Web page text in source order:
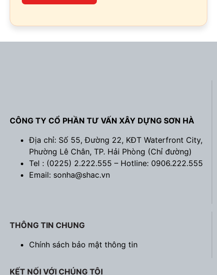
CÔNG TY CỔ PHẦN TƯ VẤN XÂY DỰNG SƠN HÀ
Địa chỉ: Số 55, Đường 22, KĐT Waterfront City,
Phường Lê Chân, TP. Hải Phòng (Chỉ đường)
Tel : (0225) 2.222.555 – Hotline: 0906.222.555
Email: sonha@shac.vn
THÔNG TIN CHUNG
Chính sách bảo mật thông tin
KẾT NỐI VỚI CHÚNG TÔI